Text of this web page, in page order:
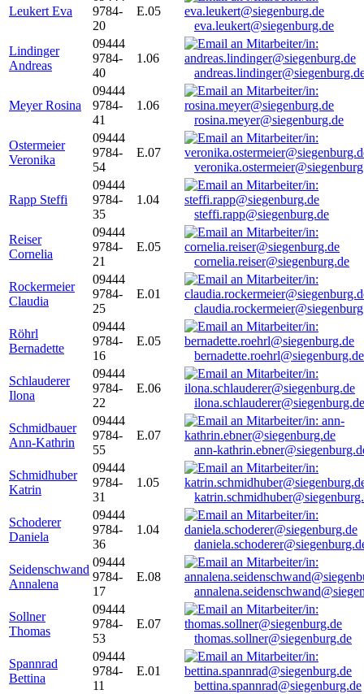
Leukert Eva
9784-
20
E.05
eva.leukert@siegenburg.de
Lindinger
Andreas
09444
9784-
40
1.06
Meyer Rosina
09444
9784-
41
1.06
rosina.meyer@siegenburg.de
Ostermeier
Veronika
09444
9784-
54
E.07
Rapp Steffi
09444
9784-
35
1.04
steffi.rapp@siegenburg.de
Reiser
Cornelia
09444
9784-
21
E.05
cornelia.reiser@siegenburg.de
Rockermeier
Claudia
09444
9784-
25
E.01
Röhrl
Bernadette
09444
9784-
16
E.05
bernadette.roehrl@siegenburg.de
Schlauderer
Ilona
09444
9784-
22
E.06
ilona.schlauderer@siegenburg.de
Schmidbauer
Ann-Kathrin
09444
9784-
55
E.07
ann-
Schmidhuber
Katrin
09444
9784-
31
1.05
Schoderer
Daniela
09444
9784-
36
1.04
Seidenschwand
Annalena
09444
9784-
17
E.08
Sollner
Thomas
09444
9784-
53
E.07
thomas.sollner@siegenburg.de
Spannrad
Bettina
09444
9784-
11
E.01
bettina.spannrad@siegenburg.de